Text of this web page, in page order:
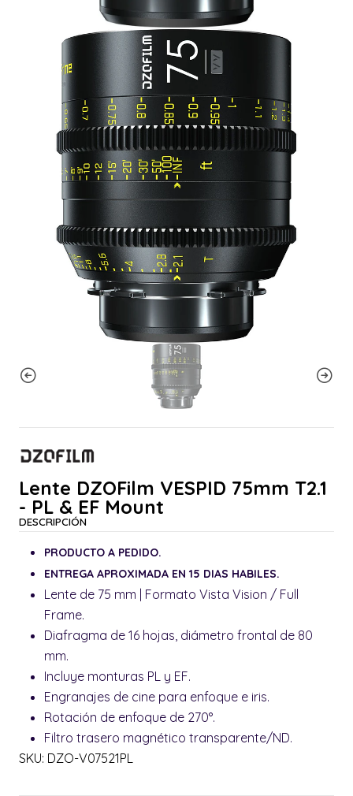
Lente DZOFilm VESPID 75mm T2.1
- PL & EF Mount
DESCRIPCIÓN
PRODUCTO A PEDIDO.
ENTREGA APROXIMADA EN 15 DIAS HABILES.
Lente de 75 mm | Formato Vista Vision / Full
Frame.
Diafragma de 16 hojas, diámetro frontal de 80
mm.
Incluye monturas PL y EF.
Engranajes de cine para enfoque e iris.
Rotación de enfoque de 270°.
Filtro trasero magnético transparente/ND.
SKU: DZO-V07521PL